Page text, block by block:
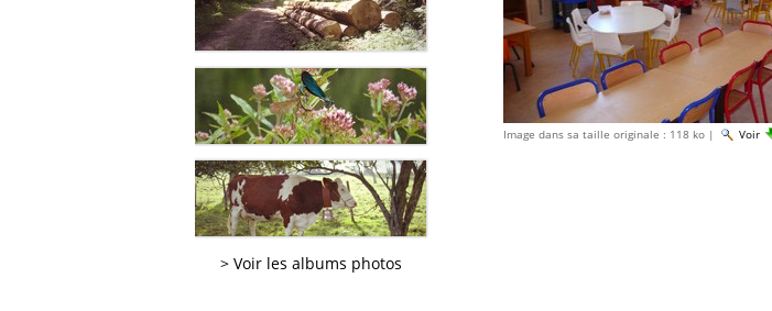
Voir les albums photos
Image dans sa taille originale : 118 ko | Voir